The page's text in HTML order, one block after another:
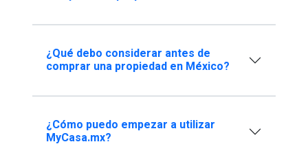
¿Qué debo considerar antes de
comprar una propiedad en México?
¿Cómo puedo empezar a utilizar
MyCasa.mx?